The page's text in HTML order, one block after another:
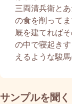
三両清兵衛と
の食を削って
厩を建てれば
の中で寝起き
えるような駿
サンプルを聞く